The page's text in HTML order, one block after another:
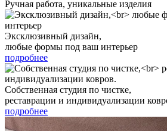
Ручная работа, уникальные изделия
Эксклюзивный дизайн,
любые формы под ваш интерьер
подробнее
Собственная студия по чистке,
реставрации и индивидуализации
подробнее